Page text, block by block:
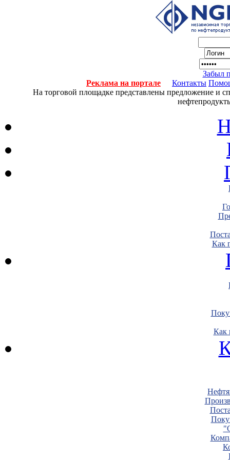
Забыл
Реклама на портале
Контакты
На торговой площадке представлены предложение и
Как
Как